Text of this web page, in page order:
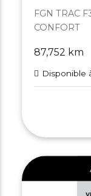
FGN TRAC
CONFORT
87,752 km
Disponible